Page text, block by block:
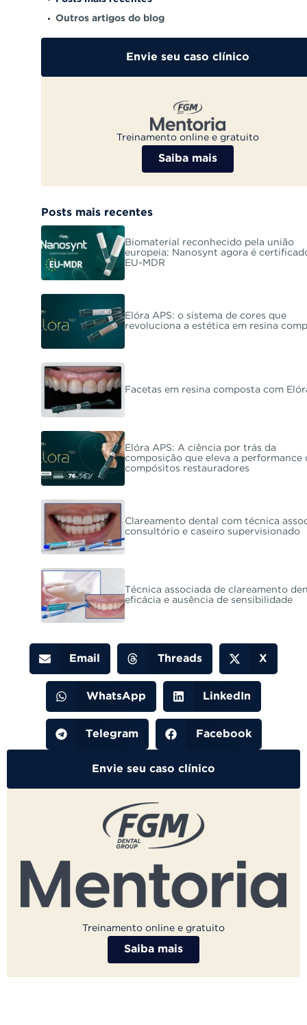
Outros artigos do blog
Envie seu caso clínico
Treinamento online e gratuito
Saiba mais
Posts mais recentes
Biomaterial reconhecido pela união
europeia: Nanosynt agora é
EU-MDR
Elóra APS: o sistema de cores que
revoluciona a estética em resina
Facetas em resina composta com
Elóra APS: A ciência por trás da
composição que eleva a performance
compósitos restauradores
Clareamento dental com técnica
consultório e caseiro supervisionado
Técnica associada de clareamento
eficácia e ausência de sensibilidade
Email Threads X
WhatsApp LinkedIn
Telegram Facebook
Envie seu caso clínico
Treinamento online e gratuito
Saiba mais